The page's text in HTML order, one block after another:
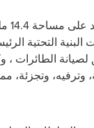
التحتية
الطائرات
وتجزئة، مما